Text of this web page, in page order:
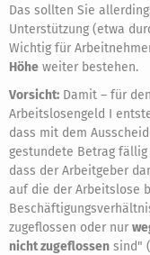
Das sollten Sie
Unterstützung (etwa
Wichtig für
Höhe weiter bestehen.
Vorsicht: Damit – für
Arbeitslosengeld I
dass mit dem
gestundete Betrag fällig
dass der Arbeitgeber
auf die der Arbeitslose
zugeflossen oder nur
nicht zugeflossen sind"